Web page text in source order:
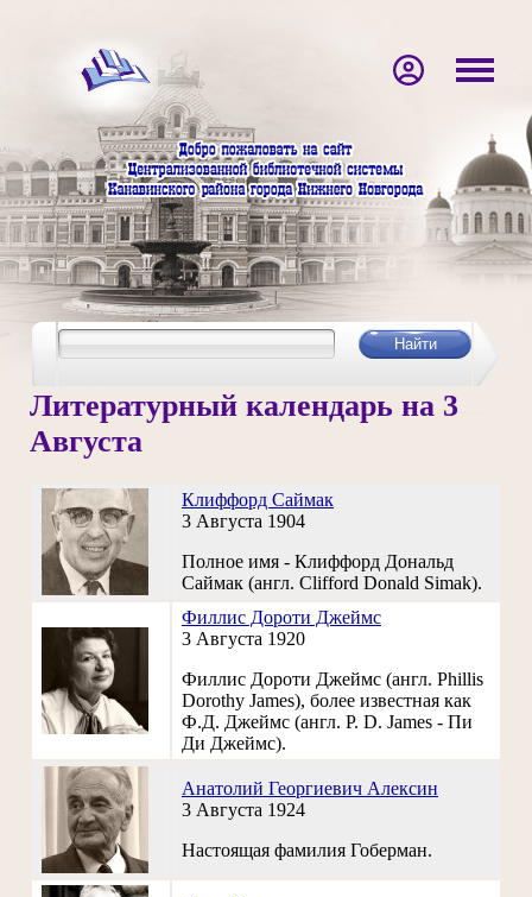
Литературный календарь на 3
Августа
Клиффорд Саймак
3 Августа 1904
Полное имя - Клиффорд Дональд
Саймак (англ. Clifford Donald Simak).
Филлис Дороти Джеймс
3 Августа 1920
Филлис Дороти Джеймс (англ. Phillis
Dorothy James), более известная как
Ф.Д. Джеймс (англ. P. D. James - Пи
Ди Джеймс).
Анатолий Георгиевич Алексин
3 Августа 1924
Настоящая фамилия Гоберман.